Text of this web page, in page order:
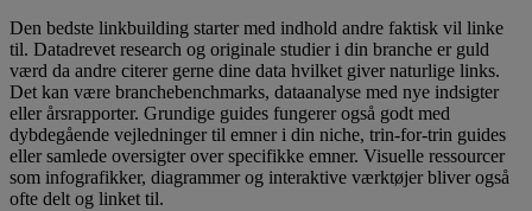
Den bedste linkbuilding starter med indhold andre faktisk vil linke
til. Datadrevet research og originale studier i din branche er guld
værd da andre citerer gerne dine data hvilket giver naturlige links.
Det kan være branchebenchmarks, dataanalyse med nye indsigter
eller årsrapporter. Grundige guides fungerer også godt med
dybdegående vejledninger til emner i din niche, trin-for-trin guides
eller samlede oversigter over specifikke emner. Visuelle ressourcer
som infografikker, diagrammer og interaktive værktøjer bliver også
ofte delt og linket til.